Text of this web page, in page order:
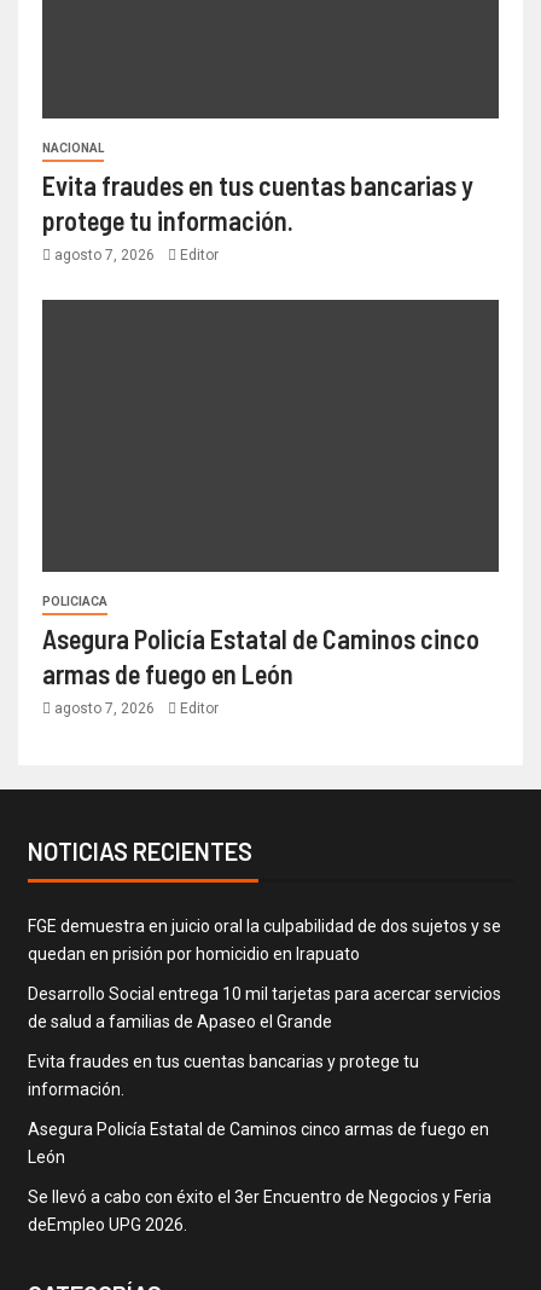
NACIONAL
Evita fraudes en tus cuentas bancarias y
protege tu información.
agosto 7, 2026 Editor
POLICIACA
Asegura Policía Estatal de Caminos cinco
armas de fuego en León
agosto 7, 2026 Editor
NOTICIAS RECIENTES
FGE demuestra en juicio oral la culpabilidad de dos sujetos y se
quedan en prisión por homicidio en Irapuato
Desarrollo Social entrega 10 mil tarjetas para acercar servicios
de salud a familias de Apaseo el Grande
Evita fraudes en tus cuentas bancarias y protege tu
información.
Asegura Policía Estatal de Caminos cinco armas de fuego en
León
Se llevó a cabo con éxito el 3er Encuentro de Negocios y Feria
deEmpleo UPG 2026.